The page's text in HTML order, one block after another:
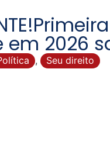
em 2026
, Seu direito